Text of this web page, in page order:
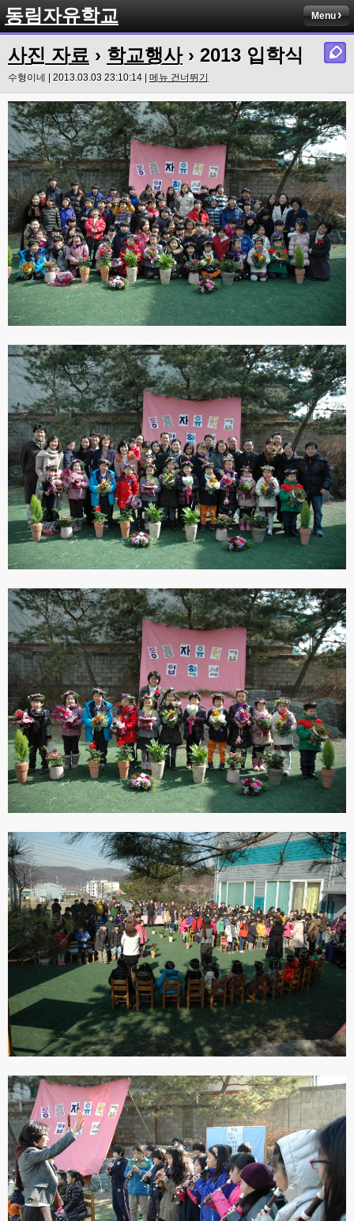
동림자유학교 Menu
사진 자료 › 학교행사› 2013 입학식
수형이네 | 2013.03.03 23:10:14 | 메뉴 건너뛰기